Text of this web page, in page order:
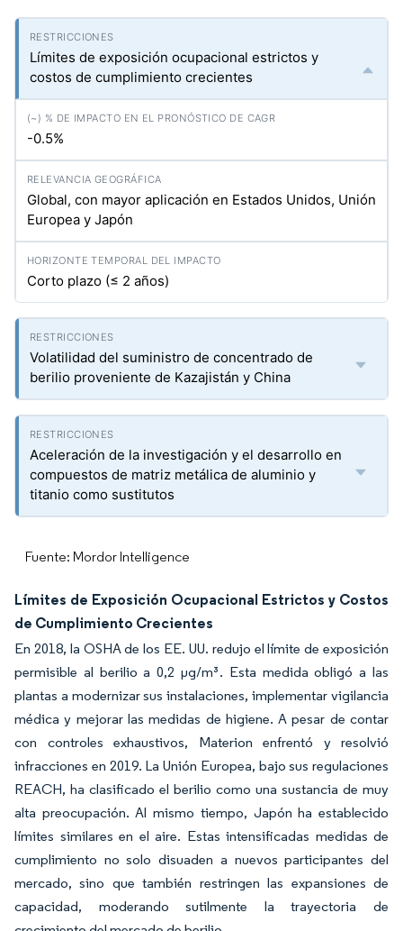
Límites de exposición ocupacional estrictos y
costos de cumplimiento crecientes
-0.5%
Global, con mayor aplicación en Estados Unidos, Unión
Europea y Japón
Corto plazo (≤ 2 años)
Volatilidad del suministro de concentrado de
berilio proveniente de Kazajistán y China
Aceleración de la investigación y el desarrollo en
compuestos de matriz metálica de aluminio y
titanio como sustitutos
Fuente: Mordor Intelligence
Límites de Exposición Ocupacional Estrictos y Costos
de Cumplimiento Crecientes
En 2018, la OSHA de los EE. UU. redujo el límite de exposición
permisible al berilio a 0,2 µg/m³. Esta medida obligó a las
plantas a modernizar sus instalaciones, implementar vigilancia
médica y mejorar las medidas de higiene. A pesar de contar
con controles exhaustivos, Materion enfrentó y resolvió
infracciones en 2019. La Unión Europea, bajo sus regulaciones
REACH, ha clasificado el berilio como una sustancia de muy
alta preocupación. Al mismo tiempo, Japón ha establecido
límites similares en el aire. Estas intensificadas medidas de
cumplimiento no solo disuaden a nuevos participantes del
mercado, sino que también restringen las expansiones de
capacidad, moderando sutilmente la trayectoria de